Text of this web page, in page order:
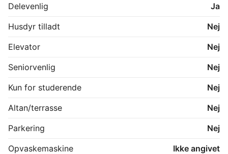
Delevenlig
Ja
Husdyr tilladt
Nej
Elevator
Nej
Seniorvenlig
Nej
Kun for studerende
Nej
Altan/terrasse
Nej
Parkering
Nej
Opvaskemaskine
Ikke angivet